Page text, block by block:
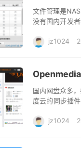
文件管理是
没有国内开发
jz1024
国内网盘众多
度云的同步插
Syn...jz1024